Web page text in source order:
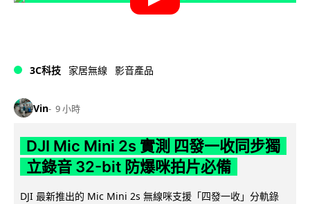
3C科技 家居無線 影音產品
Vin 9 小時
DJI Mic Mini 2s 實測 四發一收同步獨
立錄音 32-bit 防爆咪拍片必備
DJI 最新推出的 Mic Mini 2s 無線咪支援「四發一收」分軌錄